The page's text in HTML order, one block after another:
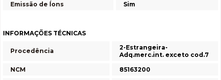
Emissão de Íons Sim
INFORMAÇÕES TÉCNICAS
Procedência
2-Estrangeira-
Adq.merc.int. exceto cod.7
NCM
85163200